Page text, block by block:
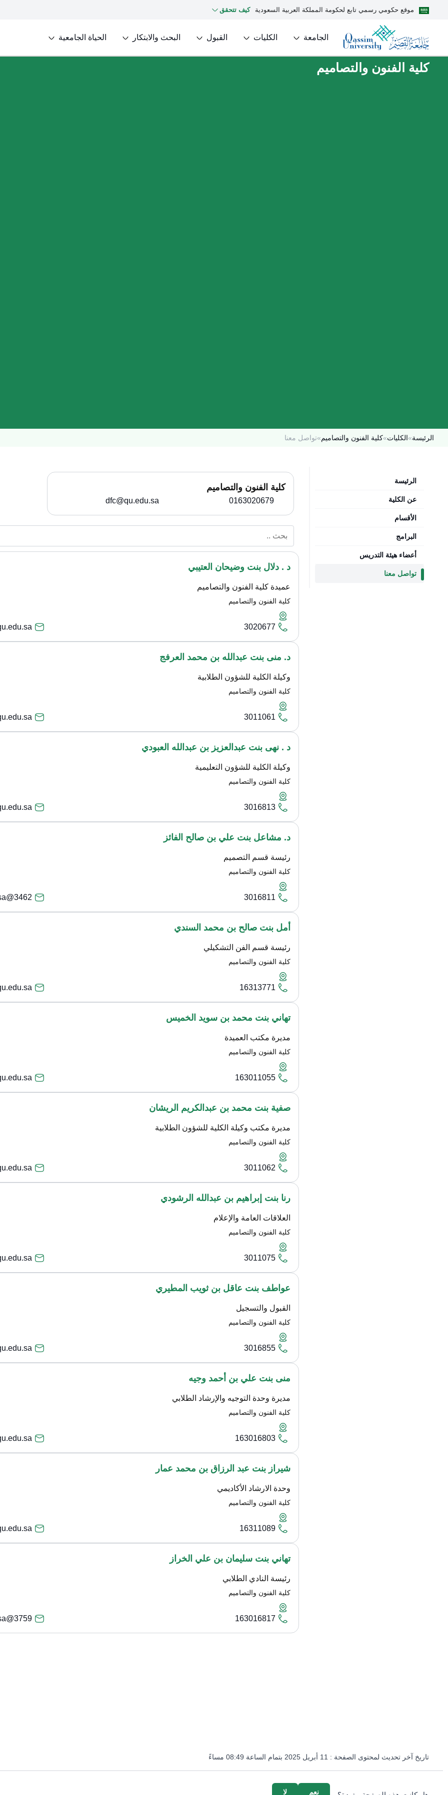
موقع حكومي رسمي تابع لحكومة المملكة العربية السعودية كيف تتحقق
الجامعة الكليات القبول البحث والابتكار الحياة الجامعية
كلية الفنون والتصاميم
الرئيسة»الكليات»كلية الفنون والتصاميم»تواصل معنا
الرئيسة
عن الكلية
الأقسام
البرامج
أعضاء هيئة التدريس
تواصل معنا
كلية الفنون والتصاميم
0163020679
dfc@qu.edu.sa
د . دلال بنت وضيحان العتيبي
عميدة كلية الفنون والتصاميم
كلية الفنون والتصاميم
3020677
د. منى بنت عبدالله بن محمد العرفج
وكيلة الكلية للشؤون الطلابية
كلية الفنون والتصاميم
3011061
د . نهى بنت عبدالعزيز بن عبدالله العبودي
وكيلة الكلية للشؤون التعليمية
كلية الفنون والتصاميم
3016813
د. مشاعل بنت علي بن صالح الفائز
رئيسة قسم التصميم
كلية الفنون والتصاميم
3016811
3462@qu.edu.sa
أمل بنت صالح بن محمد السندي
رئيسة قسم الفن التشكيلي
كلية الفنون والتصاميم
16313771
تهاني بنت محمد بن سويد الخميس
مديرة مكتب العميدة
كلية الفنون والتصاميم
163011055
صفية بنت محمد بن عبدالكريم الريشان
مديرة مكتب وكيلة الكلية للشؤون الطلابية
كلية الفنون والتصاميم
3011062
رنا بنت إبراهيم بن عبدالله الرشودي
العلاقات العامة والإعلام
كلية الفنون والتصاميم
3011075
عواطف بنت عاقل بن ثويب المطيري
القبول والتسجيل
كلية الفنون والتصاميم
3016855
منى بنت علي بن أحمد وجيه
مديرة وحدة التوجيه والإرشاد الطلابي
كلية الفنون والتصاميم
163016803
شيراز بنت عبد الرزاق بن محمد عمار
وحدة الارشاد الأكاديمي
كلية الفنون والتصاميم
16311089
تهاني بنت سليمان بن علي الخراز
رئيسة النادي الطلابي
كلية الفنون والتصاميم
163016817
3759@qu.edu.sa
تاريخ آخر تحديث لمحتوى الصفحة : 11 أبريل 2025 بتمام الساعة 08:49 مساءً
لا نعم